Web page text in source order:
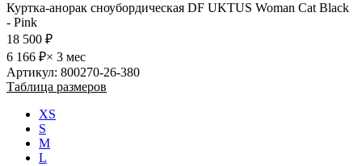
Куртка-анорак сноубордическая DF UKTUS Woman Cat Black
- Pink
18 500 ₽
6 166 ₽× 3 мес
Артикул: 800270-26-380
Таблица размеров
XS
S
M
L